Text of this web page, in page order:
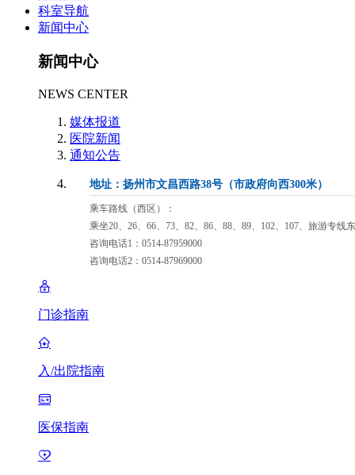
科室导航
新闻中心
新闻中心
NEWS CENTER
媒体报道
医院新闻
通知公告
地址：扬州市文昌西路38号（市政府向西300米）
乘车路线（西区）：
乘坐20、26、66、73、82、86、88、89、102、107、旅游专线
咨询电话1：0514-87959000
咨询电话2：0514-87969000
门诊指南
入/出院指南
医保指南